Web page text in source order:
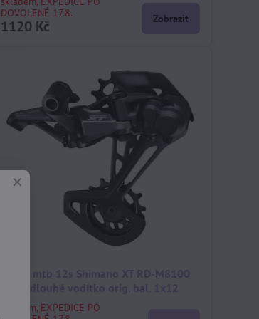
DOVOLENÉ 17.8.
1120 Kč Zobrazit
skladem, EXPEDICE PO